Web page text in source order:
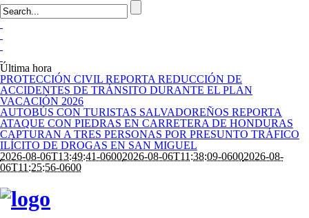
Última hora
PROTECCIÓN CIVIL REPORTA REDUCCIÓN DE
ACCIDENTES DE TRÁNSITO DURANTE EL PLAN
VACACIÓN 2026
AUTOBÚS CON TURISTAS SALVADOREÑOS REPORTA
ATAQUE CON PIEDRAS EN CARRETERA DE HONDURAS
CAPTURAN A TRES PERSONAS POR PRESUNTO TRÁFICO
ILÍCITO DE DROGAS EN SAN MIGUEL
2026-08-06T13:49:41-06002026-08-06T11:38:09-06002026-08-
06T11:25:56-0600